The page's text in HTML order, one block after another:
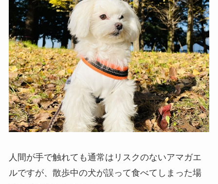
人間が手で触れても通常はリスクのないアマガエ
ルですが、散歩中の犬が誤って食べてしまった場